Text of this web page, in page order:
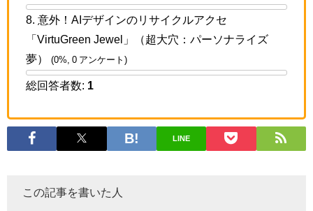
8. 意外！AIデザインのリサイクルアクセ
「VirtuGreen Jewel」（超大穴：パーソナライズ
夢）
(0%, 0 アンケート)
総回答者数: 1
LINE
この記事を書いた人